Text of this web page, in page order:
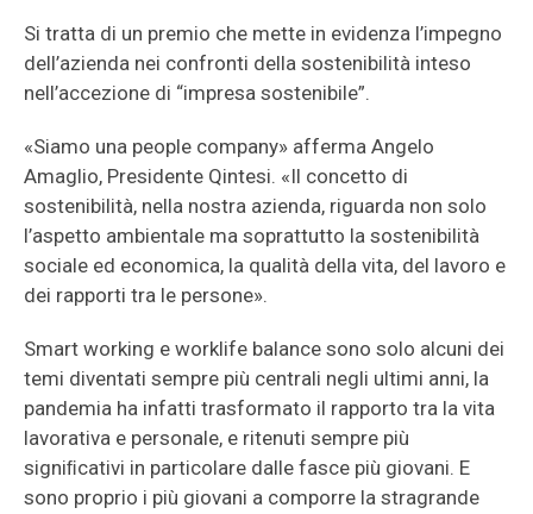
Si tratta di un premio che mette in evidenza l’impegno
dell’azienda nei confronti della sostenibilità inteso
nell’accezione di “impresa sostenibile”.
«Siamo una people company» afferma Angelo
Amaglio, Presidente Qintesi. «Il concetto di
sostenibilità, nella nostra azienda, riguarda non solo
l’aspetto ambientale ma soprattutto la sostenibilità
sociale ed economica, la qualità della vita, del lavoro e
dei rapporti tra le persone».
Smart working e worklife balance sono solo alcuni dei
temi diventati sempre più centrali negli ultimi anni, la
pandemia ha infatti trasformato il rapporto tra la vita
lavorativa e personale, e ritenuti sempre più
signiﬁcativi in particolare dalle fasce più giovani. E
sono proprio i più giovani a comporre la stragrande